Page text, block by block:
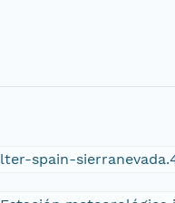
lter-spain-